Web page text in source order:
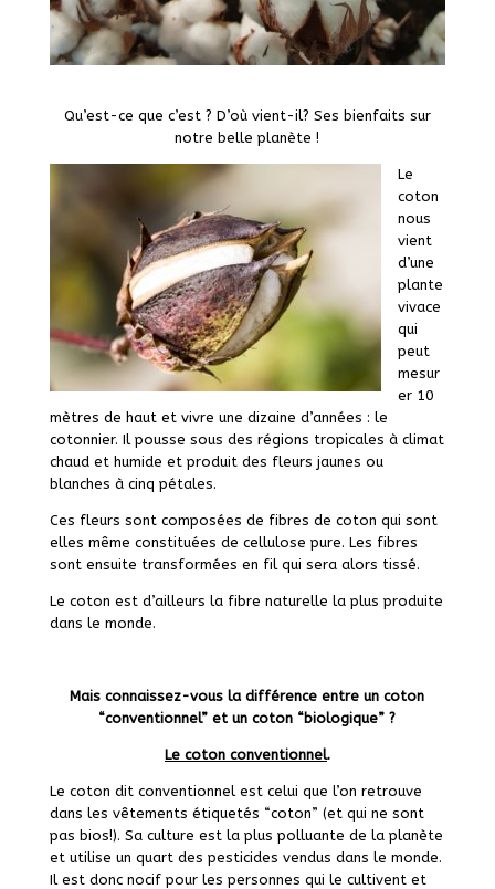
Qu’est-ce que c’est ? D’où vient-il? Ses bienfaits sur
notre belle planète !
Le
coton
nous
vient
d’une
plante
vivace
qui
peut
mesur
er 10
mètres de haut et vivre une dizaine d’années : le
cotonnier. Il pousse sous des régions tropicales à climat
chaud et humide et produit des fleurs jaunes ou
blanches à cinq pétales.
Ces fleurs sont composées de fibres de coton qui sont
elles même constituées de cellulose pure. Les fibres
sont ensuite transformées en fil qui sera alors tissé.
Le coton est d’ailleurs la fibre naturelle la plus produite
dans le monde.
Mais connaissez-vous la différence entre un coton
“conventionnel” et un coton “biologique” ?
Le coton conventionnel.
Le coton dit conventionnel est celui que l’on retrouve
dans les vêtements étiquetés “coton” (et qui ne sont
pas bios!). Sa culture est la plus polluante de la planète
et utilise un quart des pesticides vendus dans le monde.
Il est donc nocif pour les personnes qui le cultivent et